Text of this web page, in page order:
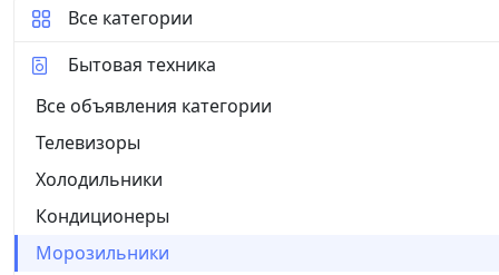
Все категории
Бытовая техника
Все объявления категории
Телевизоры
Холодильники
Кондиционеры
Морозильники